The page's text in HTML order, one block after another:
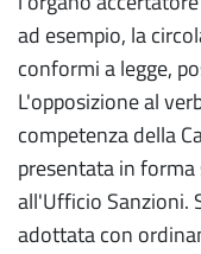
ad esempio, la
conformi a legge,
L'opposizione al
competenza della
presentata in
all'Ufficio Sanzioni.
adottata con